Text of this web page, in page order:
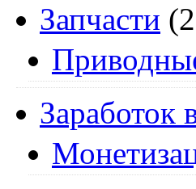
Запчасти
Заработок